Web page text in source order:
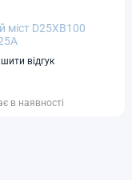
міст D25XB100
відгук
в наявності